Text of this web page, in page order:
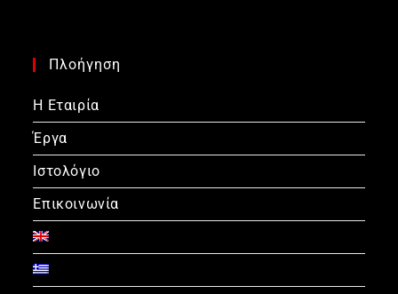
Πλοήγηση
Η Εταιρία
Έργα
Ιστολόγιο
Επικοινωνία